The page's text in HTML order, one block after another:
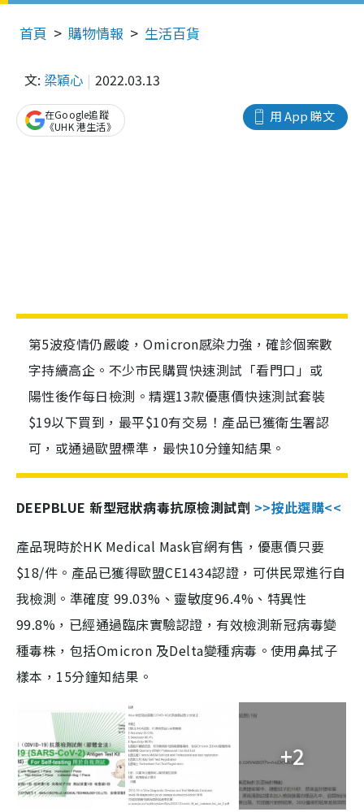
首頁 購物情報 生活百貨
文: 梁穎心 2022.03.13
用 App 睇文
在Google追蹤
《UHK 港生活》
第5波疫情仍嚴峻，Omicron感染力強，確診個案數
字持續高企。不少市民購買快速測試「看門口」或
陽性後作每日檢測。精選13款優惠價快速測試套裝
$19以下買到，最平$10有交易！產品已獲衛生署認
可，或通過歐盟標準，最快10分鐘知結果。
DEEPBLUE 新型冠狀病毒抗原檢測試劑 >>按此選購<<
產品現時於HK Medical Mask官網有售，優惠價只要
$18/件。產品已獲得歐盟CE1434認證，可供民眾進行自
我檢測。準確度 99.03%、靈敏度96.4%、特異性
99.8%，已經通過臨床實驗認證，有效檢測新冠病毒變
種毒株，包括Omicron 及Delta變種病毒。使用鼻拭子
樣本，15分鐘知結果。
+2